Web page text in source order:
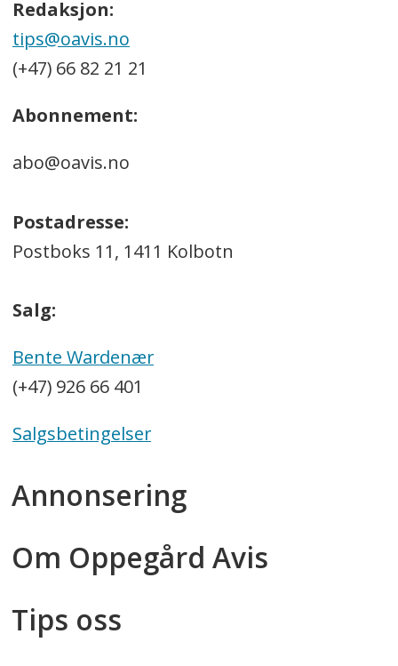
Redaksjon:
tips@oavis.no
(+47) 66 82 21 21
Abonnement:
abo@oavis.no
Postadresse:
Postboks 11, 1411 Kolbotn
Salg:
Bente Wardenær
(+47) 926 66 401
Salgsbetingelser
Annonsering
Om Oppegård Avis
Tips oss